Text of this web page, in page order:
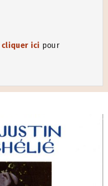
cliquer ici pour